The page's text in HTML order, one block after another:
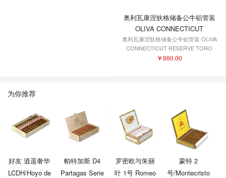
奥利瓦康涅狄格储备公牛铝管装
OLIVA CONNECTICUT
RESERVE TORO TUBOS
奥利瓦康涅狄格储备公牛铝管装 OLIVA
CONNECTICUT RESERVE TORO
TUBOS
￥ 880.00
为你推荐
好友 逍遥奢华
LCDH/Hoyo de
帕特加斯 D4
Partagas Serie
罗密欧与朱丽
叶 1号 Romeo
蒙特 2
号/Montecristo